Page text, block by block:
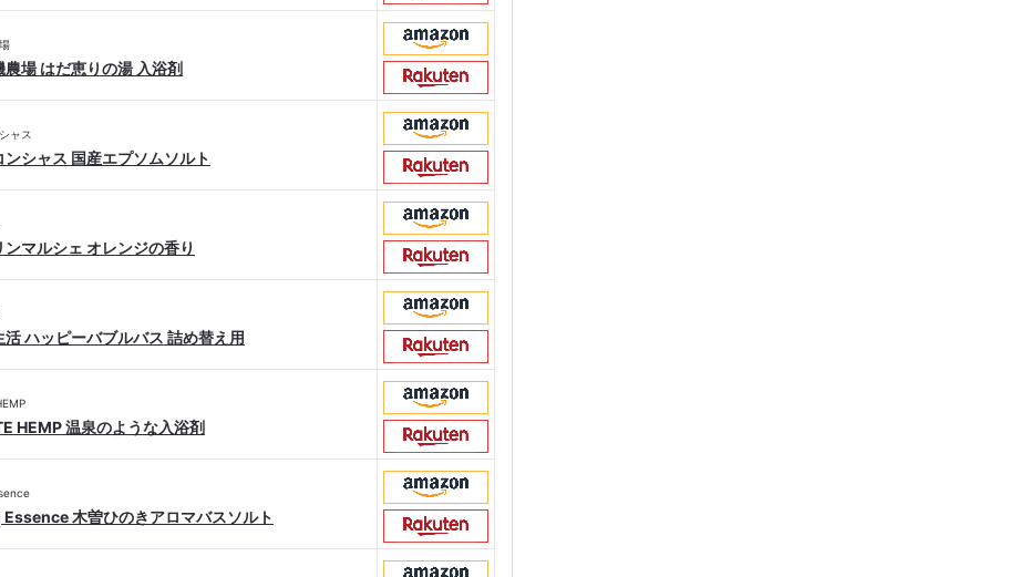
農場 はだ恵りの湯 入浴剤
ャス
ンシャス 国産エプソムソルト
ンマルシェ オレンジの香り
活 ハッピーバブルバス 詰め替え用
HEMP 温泉のような入浴剤
木曽ひのきアロマバスソルト